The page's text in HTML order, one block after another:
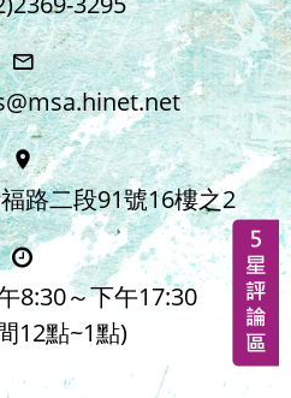
路二段91號16樓之2
8:30～下午17:30
12點~1點)